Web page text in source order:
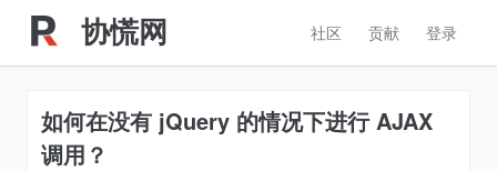
协慌网 登录
贡献
社区
如何在没有 jQuery 的情况下进行 AJAX
调用？